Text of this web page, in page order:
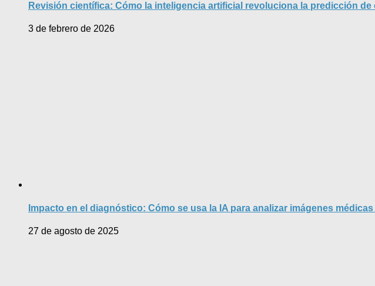
Revisión científica: Cómo la inteligencia artificial revoluciona la predicción de
3 de febrero de 2026
Impacto en el diagnóstico: Cómo se usa la IA para analizar imágenes
27 de agosto de 2025